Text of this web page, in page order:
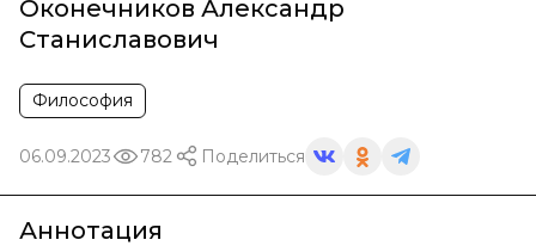
Оконечников Александр
Станиславович
Философия
06.09.2023 782 Поделиться
Аннотация